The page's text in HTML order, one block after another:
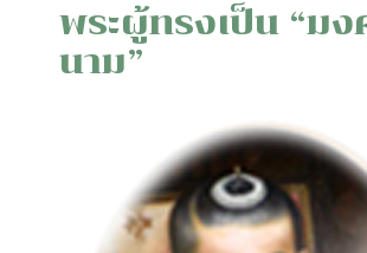
พระผู้ทรงเป็น “มง
นาม”